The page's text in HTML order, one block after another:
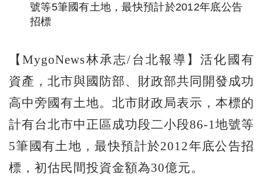
號等5筆國有土地，最快預計於2012年底公告
招標
【MygoNews林承志/台北報導】活化國有
資產，北市與國防部、財政部共同開發成功
高中旁國有土地。北市財政局表示，本標的
計有台北市中正區成功段二小段86-1地號等
5筆國有土地，最快預計於2012年底公告招
標，初估民間投資金額為30億元。